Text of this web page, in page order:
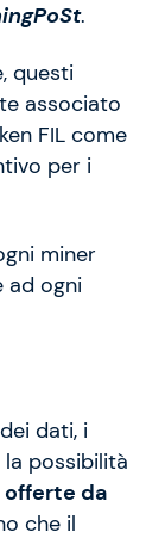
.
questi
associato
FIL come
per i
miner
ad ogni
dati, i
possibilità
da
che il